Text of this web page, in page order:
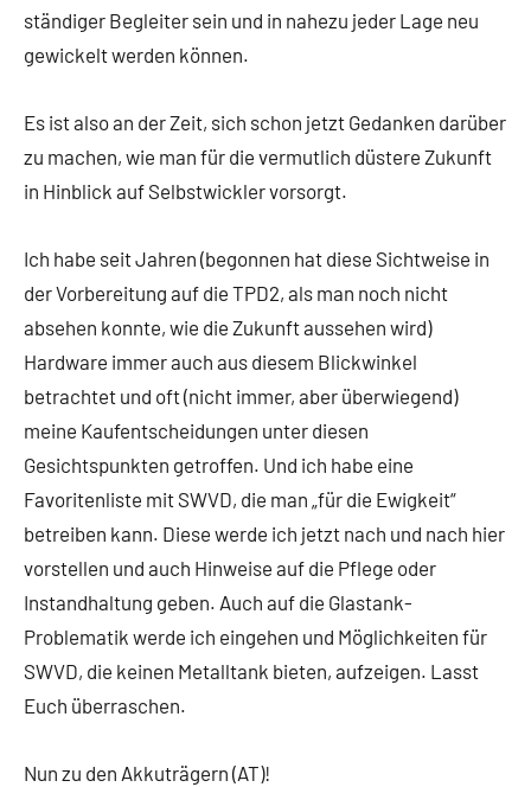
ständiger Begleiter sein und in nahezu jeder Lage neu
gewickelt werden können.
Es ist also an der Zeit, sich schon jetzt Gedanken darüber
zu machen, wie man für die vermutlich düstere Zukunft
in Hinblick auf Selbstwickler vorsorgt.
Ich habe seit Jahren (begonnen hat diese Sichtweise in
der Vorbereitung auf die TPD2, als man noch nicht
absehen konnte, wie die Zukunft aussehen wird)
Hardware immer auch aus diesem Blickwinkel
betrachtet und oft (nicht immer, aber überwiegend)
meine Kaufentscheidungen unter diesen
Gesichtspunkten getroffen. Und ich habe eine
Favoritenliste mit SWVD, die man „für die Ewigkeit“
betreiben kann. Diese werde ich jetzt nach und nach hier
vorstellen und auch Hinweise auf die Pflege oder
Instandhaltung geben. Auch auf die Glastank-
Problematik werde ich eingehen und Möglichkeiten für
SWVD, die keinen Metalltank bieten, aufzeigen. Lasst
Euch überraschen.
Nun zu den Akkuträgern (AT)!